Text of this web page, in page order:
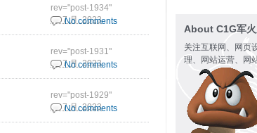
28 7 月, 2023
rev="post-1934"
No comments
28 7 月, 2023
rev="post-1931"
No comments
28 7 月, 2023
rev="post-1929"
No comments
About C1G军
关注互联网、网页
理、网站运营、网